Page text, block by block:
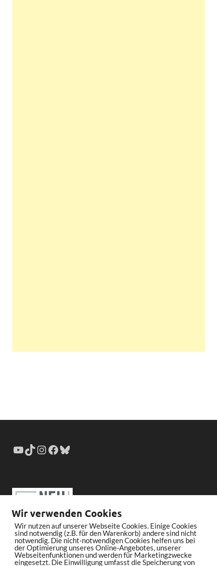
Wir verwenden Cookies
Wir nutzen auf unserer Webseite Cookies. Einige Cookies
sind notwendig (z.B. für den Warenkorb) andere sind nicht
notwendig. Die nicht-notwendigen Cookies helfen uns bei
der Optimierung unseres Online-Angebotes, unserer
Webseitenfunktionen und werden für Marketingzwecke
eingesetzt. Die Einwilligung umfasst die Speicherung von